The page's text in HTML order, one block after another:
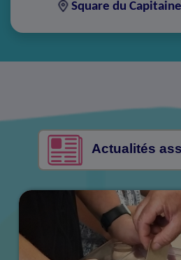
Square du
Actualités